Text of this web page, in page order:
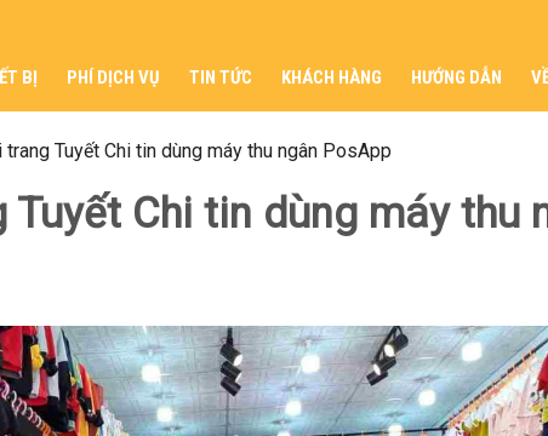
BỊ PHÍ DỊCH VỤ TIN TỨC KHÁCH HÀNG HƯỚNG DẪN
trang Tuyết Chi tin dùng máy thu ngân PosApp
Tuyết Chi tin dùng máy thu